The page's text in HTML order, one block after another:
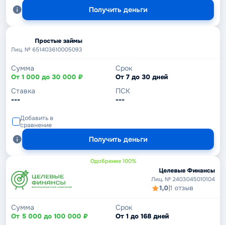
Получить деньги
Простые займы
Лиц. № 651403610005093
Сумма
От 1 000 до 30 000 ₽
Срок
От 7 до 30 дней
Ставка
---
ПСК
---
Добавить в
сравнение
Получить деньги
Одобрение 100%
Целевые Финансы
Лиц. № 2403045010104
1,0|1 отзыв
Сумма
От 5 000 до 100 000 ₽
Срок
От 1 до 168 дней